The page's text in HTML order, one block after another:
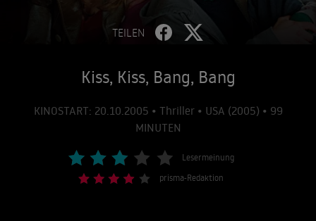
TEILEN
Kiss, Kiss, Bang, Bang
KINOSTART: 20.10.2005 • Thriller • USA (2005) • 99
MINUTEN
Lesermeinung
prisma-Redaktion